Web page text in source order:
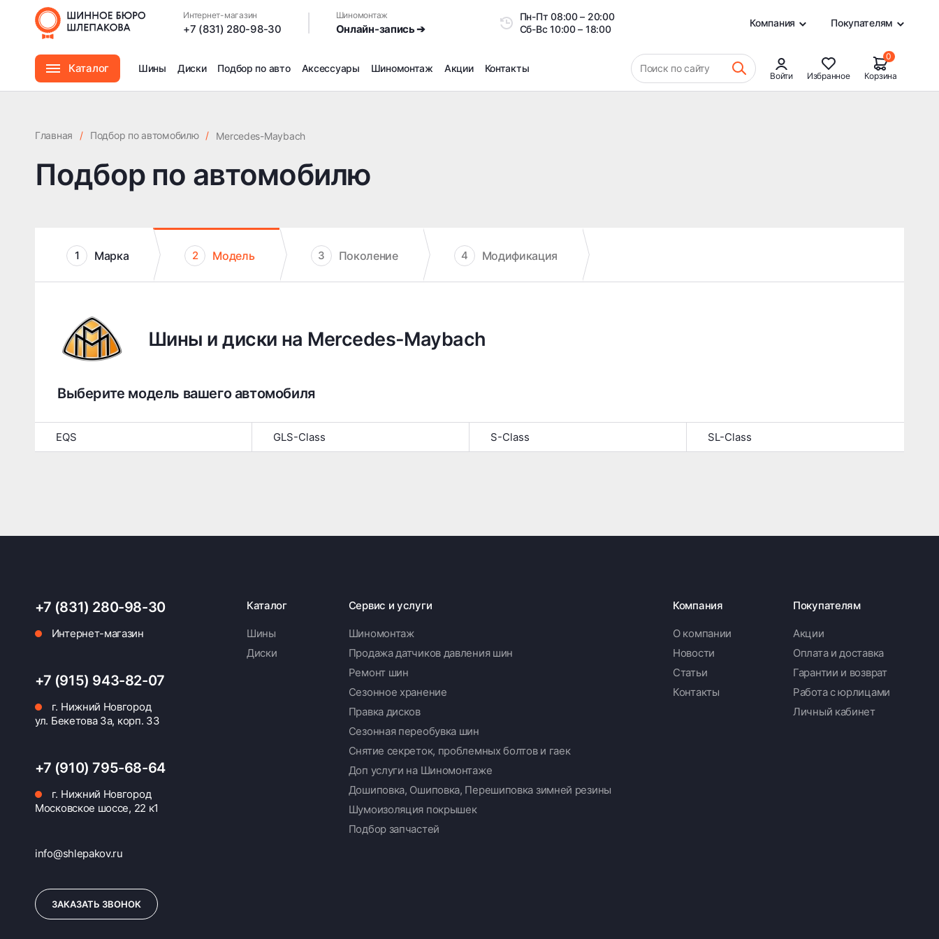
Интернет-магазин
+7 (831) 280-98-30
Шиномонтаж
Онлайн-запись ➔
Пн-Пт08:00 – 20:00
Сб-Вс10:00 – 18:00
Компания Покупателям
Каталог
Автомасла
Шины Диски Подбор по авто Аксессуары Шиномонтаж
Сезонное хранение
Правка дисков
Доп услуги на Шиномонтаже
Дошиповка, Ошиповка, Перешиповка зимней резины
Шумоизоляция покрышек
Акции Контакты Поиск по сайту
Войти Избранное
0
Корзина
Главная / Подбор по автомобилю / Mercedes-Maybach
Подбор по автомобилю
1 Марка 2 Модель 3 Поколение 4 Модификация
Шины и диски на Mercedes-Maybach
Выберите модель вашего автомобиля
EQS GLS-Class S-Class SL-Class
+7 (831) 280-98-30
Интернет-магазин
+7 (915) 943-82-07
г. Нижний Новгород
ул. Бекетова 3а, корп. 33
+7 (910) 795-68-64
г. Нижний Новгород
Московское шоссе, 22 к1
info@shlepakov.ru
ЗАКАЗАТЬ ЗВОНОК
Каталог
Шины
Диски
Сервис и услуги
Шиномонтаж
Продажа датчиков давления шин
Ремонт шин
Сезонное хранение
Правка дисков
Сезонная переобувка шин
Снятие секреток, проблемных болтов и гаек
Доп услуги на Шиномонтаже
Дошиповка, Ошиповка, Перешиповка зимней резины
Шумоизоляция покрышек
Подбор запчастей
Компания
О компании
Новости
Статьи
Контакты
Покупателям
Акции
Оплата и доставка
Гарантии и возврат
Работа с юрлицами
Личный кабинет